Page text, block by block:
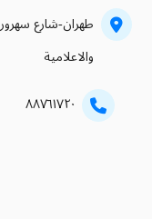
طهران-شارع
والاعلامية
۸۸۷٦۱۷۲۰